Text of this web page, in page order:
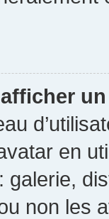
en
galerie,
non les